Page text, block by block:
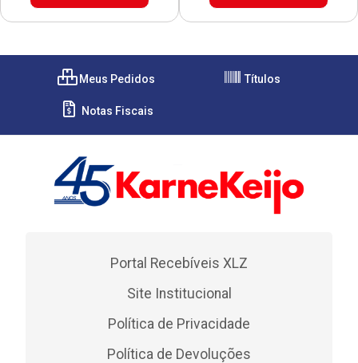
Meus Pedidos Títulos
Notas Fiscais
Portal Recebíveis XLZ
Site Institucional
Política de Privacidade
Política de Devoluções